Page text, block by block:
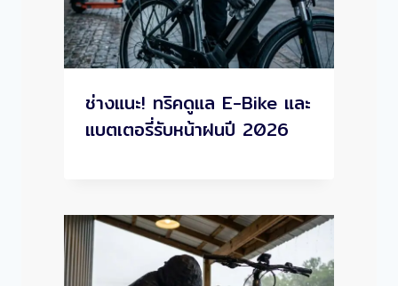
ช่างแนะ! ทริคดูแล E-Bike และ
แบตเตอรี่รับหน้าฝนปี 2026